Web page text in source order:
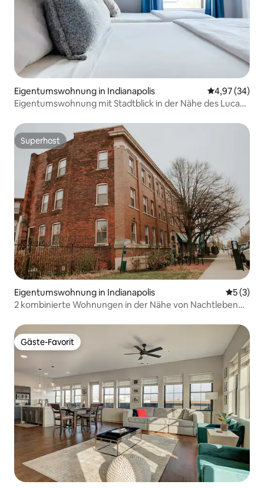
Eigentumswohnung in Indianapolis
4,97 (34)
Eigentumswohnung mit Stadtblick in der Nähe des Lucas
Superhost
Superhost
Eigentumswohnung in Indianapolis
5 (3)
2 kombinierte Wohnungen in der Nähe von Nachtleben
Gäste-Favorit
Gäste-Favorit